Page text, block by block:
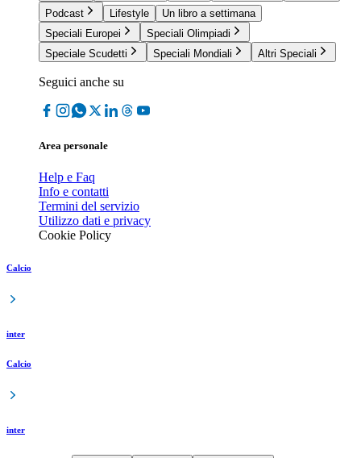
Podcast
Lifestyle
Un libro a settimana
Speciali Europei
Speciali Olimpiadi
Speciale Scudetti
Speciali Mondiali Altri Speciali
Seguici anche su
Area personale
Help e Faq
Info e contatti
Termini del servizio
Utilizzo dati e privacy
Cookie Policy
Calcio
inter
Calcio
inter